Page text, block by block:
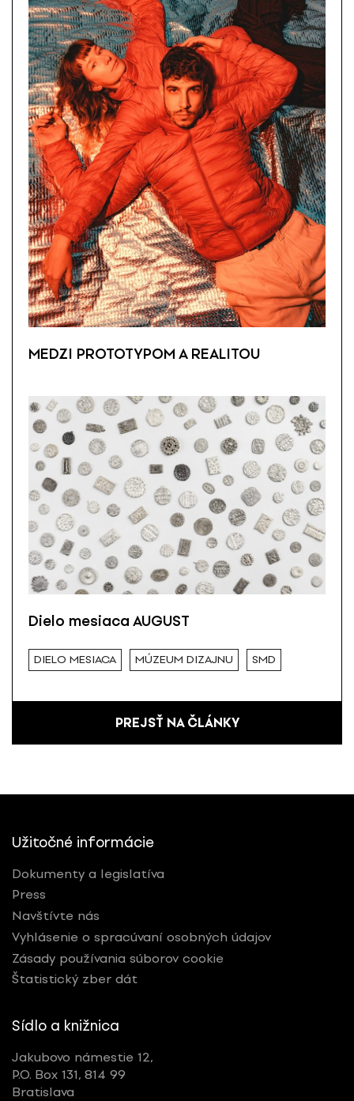
MEDZI PROTOTYPOM A REALITOU
Dielo mesiaca AUGUST
DIELO MESIACA MÚZEUM DIZAJNU SMD
PREJSŤ NA ČLÁNKY
Užitočné informácie
Dokumenty a legislatíva
Press
Navštívte nás
Vyhlásenie o spracúvaní osobných údajov
Zásady používania súborov cookie
Štatistický zber dát
Sídlo a knižnica
Jakubovo námestie 12,
P.O. Box 131, 814 99
Bratislava